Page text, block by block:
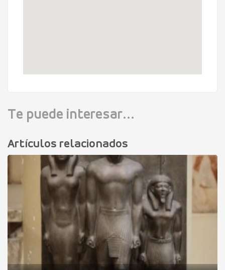
Te puede interesar...
Artículos relacionados